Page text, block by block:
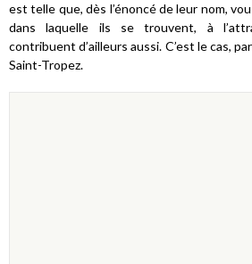
est telle que, dès l’énoncé de leur nom,
dans laquelle ils se trouvent, à
contribuent d’ailleurs aussi. C’est le cas,
Saint-Tropez.